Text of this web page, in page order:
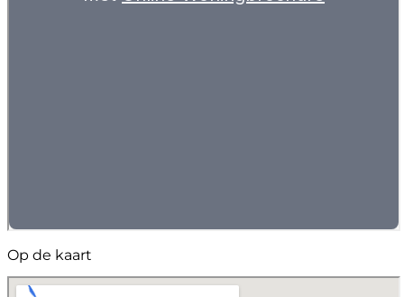
Op de kaart